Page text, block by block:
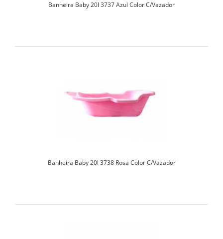
Banheira Baby 20l 3737 Azul Color C/Vazador
Banheira Baby 20l 3738 Rosa Color C/Vazador